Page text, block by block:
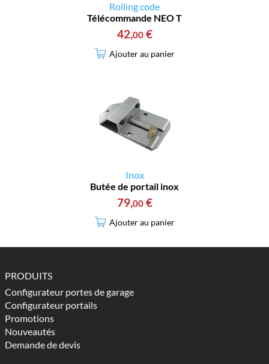
Rolling code
Télécommande NEO T
42,00 €
Ajouter au panier
Inox
Butée de portail inox
79,00 €
Ajouter au panier
PRODUITS
Configurateur portes de garage
Configurateur portails
Promotions
Nouveautés
Demande de devis